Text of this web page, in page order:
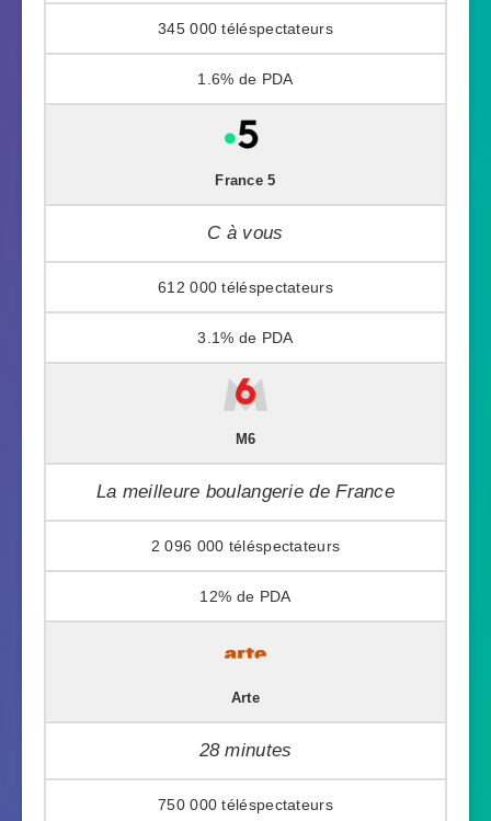
345 000
1.6%
France 5
C à vous
612 000
3.1%
M6
La meilleure boulangerie de France
2 096 000
12%
Arte
28 minutes
750 000